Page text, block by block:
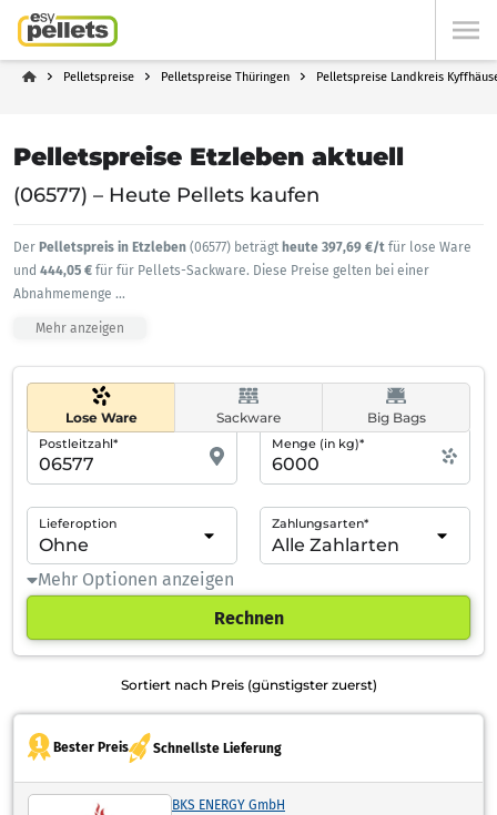
Pelletspreise Pelletspreise Thüringen Pelletspreise Landkreis
Pelletspreise Etzleben aktuell
(06577) – Heute Pellets kaufen
Der Pelletspreis in Etzleben (06577) beträgt heute 397,69 €/t für lose Ware
und 444,05 € für für Pellets-Sackware. Diese Preise gelten bei einer
Abnahmemenge ...
Mehr anzeigen
Lose Ware Sackware Big Bags
Postleitzahl* Menge (in kg)*
Lieferoption Zahlungsarten*
Mehr Optionen anzeigen
Rechnen
Sortiert nach Preis (günstigster zuerst)
Bester Preis Schnellste Lieferung
BKS ENERGY GmbH